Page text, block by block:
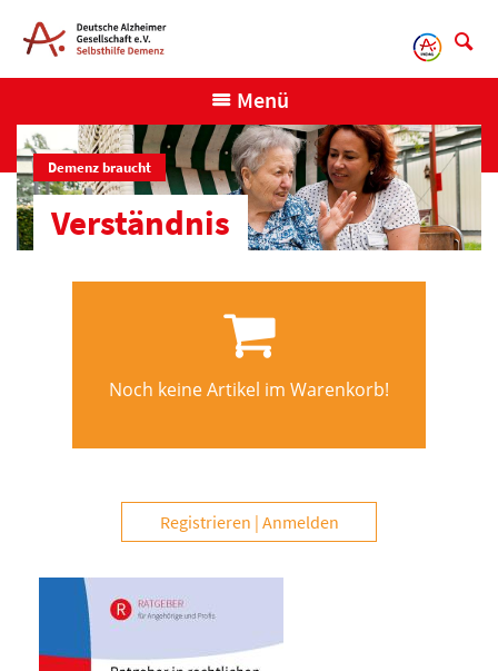
Menü
Demenz braucht
Verständnis
Noch keine Artikel im Warenkorb!
Registrieren Anmelden